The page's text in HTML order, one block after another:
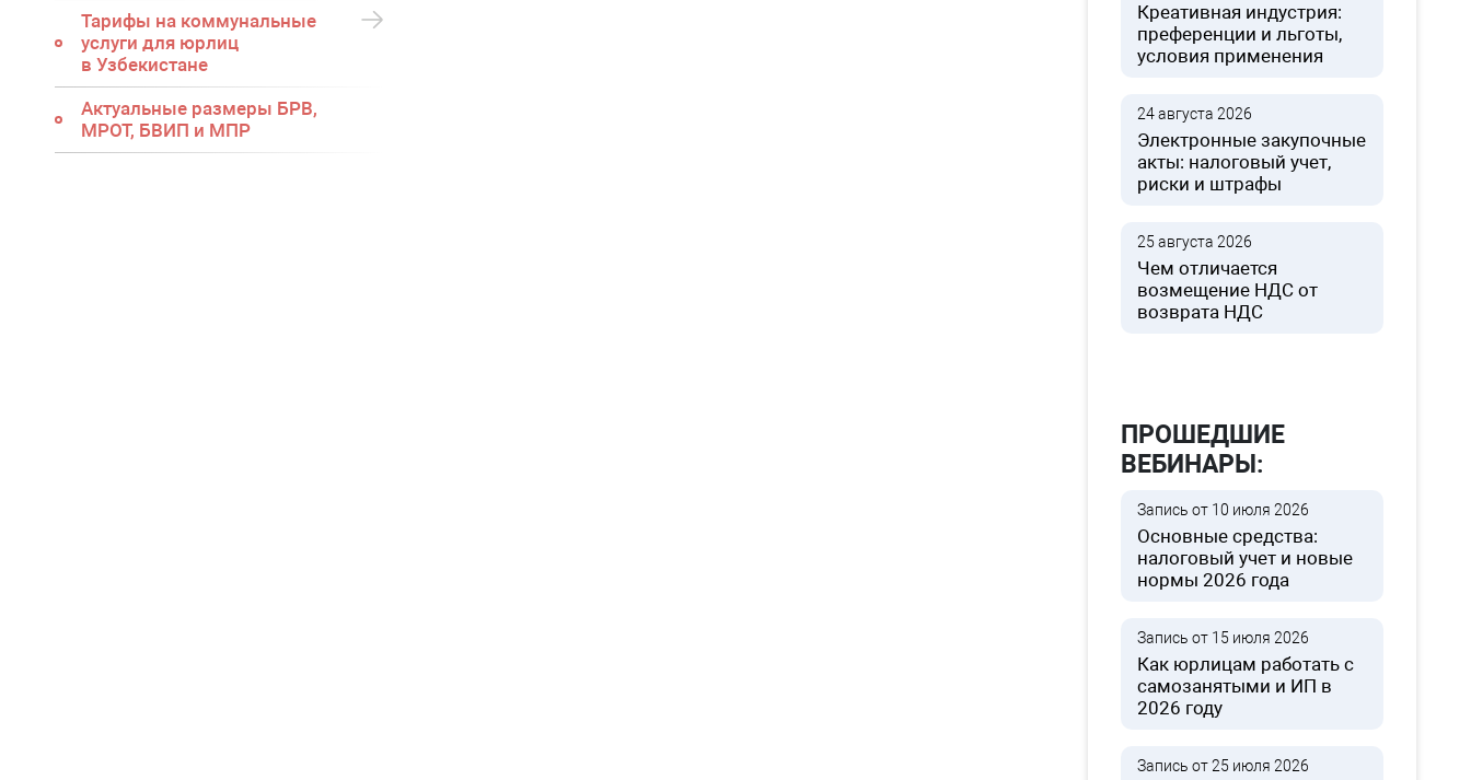
Тарифы на коммунальные
услуги для юрлиц
в Узбекистане
Актуальные размеры БРВ,
МРОТ, БВИП и МПР
Креативная индустрия:
преференции и льготы,
условия применения
24 августа 2026
Электронные закупочные
акты: налоговый учет,
риски и штрафы
25 августа 2026
Чем отличается
возмещение НДС от
возврата НДС
ПРОШЕДШИЕ
ВЕБИНАРЫ:
Запись от 10 июля 2026
Основные средства:
налоговый учет и новые
нормы 2026 года
Запись от 15 июля 2026
Как юрлицам работать с
самозанятыми и ИП в
2026 году
Запись от 25 июля 2026